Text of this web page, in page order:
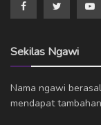
Sekilas Ngawi
Nama ngawi
mendapat